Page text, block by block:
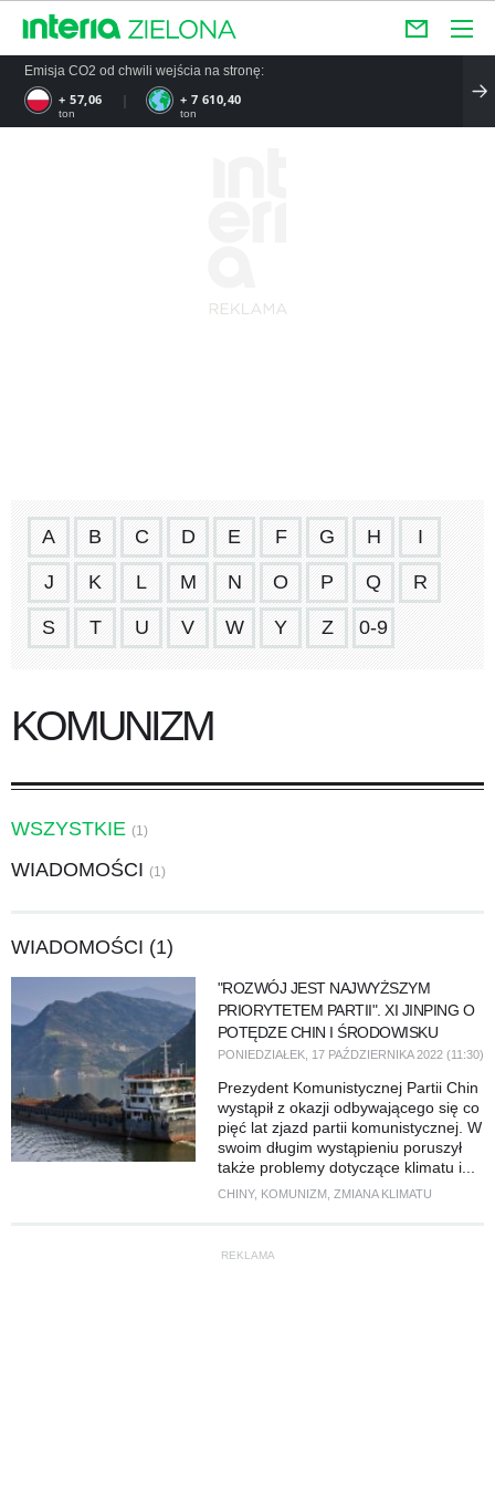
Emisja CO2 od chwili wejścia na stronę:
+ 57,06
ton
+ 7 610,40
ton
A B C D E F G H I
J K L M N O P Q R
S T U V W Y Z 0-9
KOMUNIZM
WSZYSTKIE (1)
WIADOMOŚCI (1)
WIADOMOŚCI (1)
"ROZWÓJ JEST NAJWYŻSZYM
PRIORYTETEM PARTII". XI JINPING O
POTĘDZE CHIN I ŚRODOWISKU
PONIEDZIAŁEK, 17 PAŹDZIERNIKA 2022 (11:30)
Prezydent Komunistycznej Partii Chin
wystąpił z okazji odbywającego się co
pięć lat zjazd partii komunistycznej. W
swoim długim wystąpieniu poruszył
także problemy dotyczące klimatu i...
CHINY, KOMUNIZM, ZMIANA KLIMATU
REKLAMA